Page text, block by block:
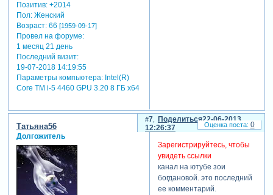
Позитив: +2014
Пол:Женский
Возраст:66 [1959-09-17]
Провел на форуме:
1 месяц 21 день
Последний визит:
19-07-2018 14:19:55
Параметры компьютера:Intel(R)
Core TM i-5 4460 GPU 3.20 8 ГБ х64
Поделиться
7
22-06-2013
12:26:37
Татьяна56
Долгожитель
Зарегистрируйтесь, чтобы
увидеть ссылки
канал на ютубе зои
богдановой. это последний
ее комментарий.
0